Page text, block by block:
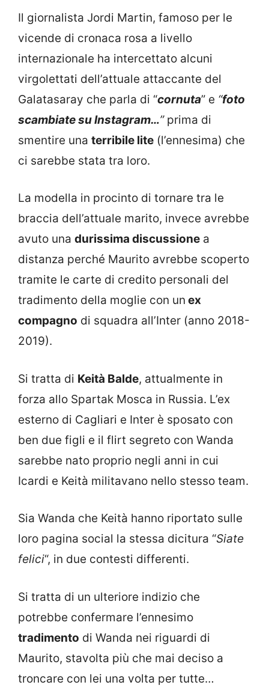
Il giornalista Jordi Martin, famoso per le
vicende di cronaca rosa a livello
internazionale ha intercettato alcuni
virgolettati dell’attuale attaccante del
Galatasaray che parla di “cornuta” e “foto
scambiate su Instagram…” prima di
smentire una terribile lite (l’ennesima) che
ci sarebbe stata tra loro.
La modella in procinto di tornare tra le
braccia dell’attuale marito, invece avrebbe
avuto una durissima discussione a
distanza perché Maurito avrebbe scoperto
tramite le carte di credito personali del
tradimento della moglie con un ex
compagno di squadra all’Inter (anno 2018-
2019).
Si tratta di Keità Balde, attualmente in
forza allo Spartak Mosca in Russia. L’ex
esterno di Cagliari e Inter è sposato con
ben due figli e il flirt segreto con Wanda
sarebbe nato proprio negli anni in cui
Icardi e Keità militavano nello stesso team.
Sia Wanda che Keità hanno riportato sulle
loro pagina social la stessa dicitura “Siate
felici“, in due contesti differenti.
Si tratta di un ulteriore indizio che
potrebbe confermare l’ennesimo
tradimento di Wanda nei riguardi di
Maurito, stavolta più che mai deciso a
troncare con lei una volta per tutte…